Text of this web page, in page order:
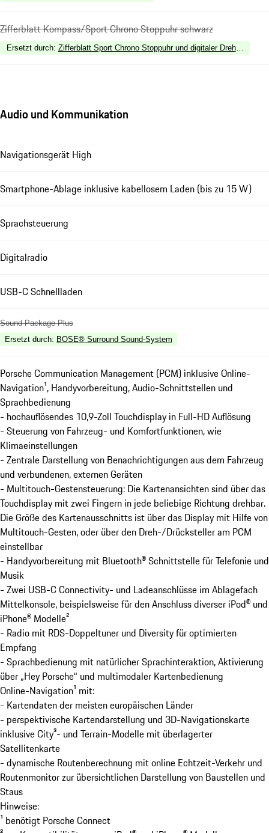
Zifferblatt Kompass/Sport Chrono Stoppuhr schwarz
Ersetzt durch: Zifferblatt Sport Chrono Stoppuhr und digitaler
Audio und Kommunikation
Navigationsgerät High
Smartphone-Ablage inklusive kabellosem Laden (bis zu 15 W)
Sprachsteuerung
Digitalradio
USB-C Schnellladen
Sound Package Plus
Ersetzt durch: BOSE® Surround Sound-System
Porsche Communication Management (PCM) inklusive Online-
Navigation¹, Handyvorbereitung, Audio-Schnittstellen und
Sprachbedienung
- hochauflösendes 10,9-Zoll Touchdisplay in Full-HD Auflösung
- Steuerung von Fahrzeug- und Komfortfunktionen, wie
Klimaeinstellungen
- Zentrale Darstellung von Benachrichtigungen aus dem Fahrzeug
und verbundenen, externen Geräten
- Multitouch-Gestensteuerung: Die Kartenansichten sind über das
Touchdisplay mit zwei Fingern in jede beliebige Richtung drehbar.
Die Größe des Kartenausschnitts ist über das Display mit Hilfe von
Multitouch-Gesten, oder über den Dreh-/Drücksteller am PCM
einstellbar
- Handyvorbereitung mit Bluetooth® Schnittstelle für Telefonie und
Musik
- Zwei USB-C Connectivity- und Ladeanschlüsse im Ablagefach
Mittelkonsole, beispielsweise für den Anschluss diverser iPod® und
iPhone® Modelle²
- Radio mit RDS-Doppeltuner und Diversity für optimierten
Empfang
- Sprachbedienung mit natürlicher Sprachinteraktion, Aktivierung
über „Hey Porsche“ und multimodaler Kartenbedienung
Online-Navigation¹ mit:
- Kartendaten der meisten europäischen Länder
- perspektivische Kartendarstellung und 3D-Navigationskarte
inklusive City³- und Terrain-Modelle mit überlagerter
Satellitenkarte
- dynamische Routenberechnung mit online Echtzeit-Verkehr und
Routenmonitor zur übersichtlichen Darstellung von Baustellen und
Staus
Hinweise:
¹ benötigt Porsche Connect